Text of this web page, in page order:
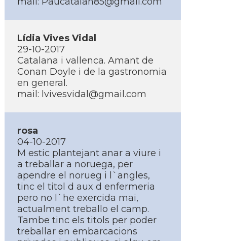
Lí­dia Vives Vidal
29-10-2017
Catalana i vallenca. Amant de
Conan Doyle i de la gastronomia
en general.
mail: lvivesvidal@gmail.com
rosa
04-10-2017
M estic plantejant anar a viure i
a treballar a noruega, per
apendre el norueg i l`angles,
tinc el titol d aux d enfermeria
pero no l`he exercida mai,
actualment treballo el camp.
Tambe tinc els titols per poder
treballar en embarcacions